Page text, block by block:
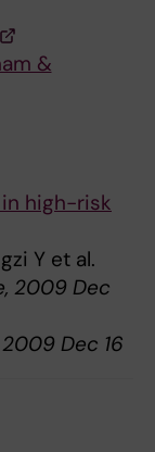
&
in high-risk
Y et al.
2009 Dec
Dec 16